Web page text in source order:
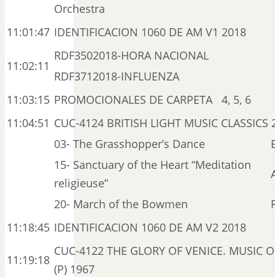
Orchestra
11:01:47 IDENTIFICACION 1060 DE AM V1 2018
11:02:11
RDF3502018-HORA NACIONAL
RDF3712018-INFLUENZA
11:03:15 PROMOCIONALES DE CARPETA 4, 5, 6
11:04:51 CUC-4124 BRITISH LIGHT MUSIC CLASSICS
03- The Grasshopper’s Dance
15- Sanctuary of the Heart “Meditation
religieuse”
20- March of the Bowmen
11:18:45 IDENTIFICACION 1060 DE AM V2 2018
11:19:18
CUC-4122 THE GLORY OF VENICE. MUSIC
(P) 1967